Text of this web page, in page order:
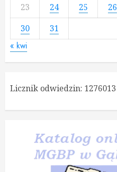
23
24 25 26
30
31
« kwi
Licznik odwiedzin: 1276013